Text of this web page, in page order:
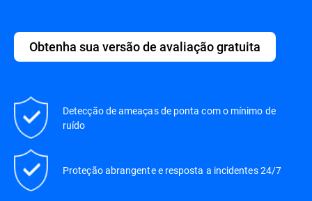
Obtenha sua versão de avaliação gratuita
Detecção de ameaças de ponta com o mínimo de
ruído
Proteção abrangente e resposta a incidentes 24/7